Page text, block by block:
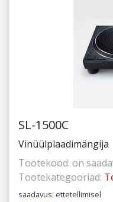
SL-1500C
Vinüülplaadimängija
Tootekood: on
Tootekategooriad:
saadavus: ettetellimisel